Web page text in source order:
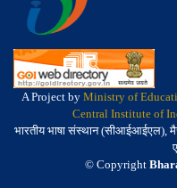
A Project by Ministry of
Central Institute of
भारतीय भाषा संस्थान (सीआईआईएल),
© Copyright